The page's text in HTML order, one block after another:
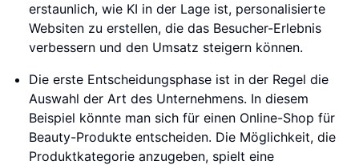
erstaunlich, wie KI in der Lage ist, personalisierte
Websiten zu erstellen, die das Besucher-Erlebnis
verbessern und den Umsatz steigern können.
Die erste Entscheidungsphase ist in der Regel die
Auswahl der Art des Unternehmens. In diesem
Beispiel könnte man sich für einen Online-Shop für
Beauty-Produkte entscheiden. Die Möglichkeit, die
Produktkategorie anzugeben, spielt eine